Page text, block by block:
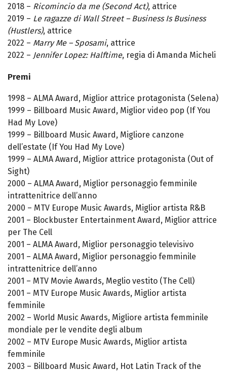
2018 – Ricomincio da me (Second Act), attrice
2019 – Le ragazze di Wall Street – Business Is Business
(Hustlers), attrice
2022 – Marry Me – Sposami, attrice
2022 – Jennifer Lopez: Halftime, regia di Amanda Micheli
Premi
1998 – ALMA Award, Miglior attrice protagonista (Selena)
1999 – Billboard Music Award, Miglior video pop (If You
Had My Love)
1999 – Billboard Music Award, Migliore canzone
dell’estate (If You Had My Love)
1999 – ALMA Award, Miglior attrice protagonista (Out of
Sight)
2000 – ALMA Award, Miglior personaggio femminile
intrattenitrice dell’anno
2000 – MTV Europe Music Awards, Miglior artista R&B
2001 – Blockbuster Entertainment Award, Miglior attrice
per The Cell
2001 – ALMA Award, Miglior personaggio televisivo
2001 – ALMA Award, Miglior personaggio femminile
intrattenitrice dell’anno
2001 – MTV Movie Awards, Meglio vestito (The Cell)
2001 – MTV Europe Music Awards, Miglior artista
femminile
2002 – World Music Awards, Migliore artista femminile
mondiale per le vendite degli album
2002 – MTV Europe Music Awards, Miglior artista
femminile
2003 – Billboard Music Award, Hot Latin Track of the